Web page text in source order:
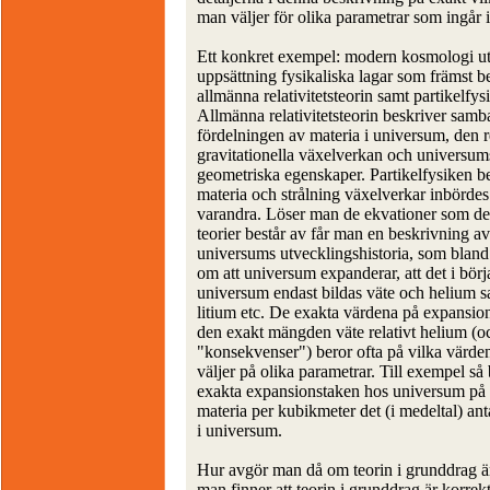
man väljer för olika parametrar som ingår
Ett konkret exempel: modern kosmologi
uppsättning fysikaliska lagar som främst
allmänna relativitetsteorin samt
Allmänna relativitetsteorin beskriver
fördelningen av materia i universum, den
gravitationella växelverkan och
geometriska egenskaper. Partikelfysiken
materia och strålning växelverkar
varandra. Löser man de ekvationer som
teorier består av får man en beskrivning av
universums utvecklingshistoria, som
om att universum expanderar, att det i
universum endast bildas väte och helium
litium etc. De exakta värdena på
den exakt mängden väte relativt helium
"konsekvenser") beror ofta på vilka
väljer på olika parametrar. Till exempel så
exakta expansionstaken hos universum
materia per kubikmeter det (i medeltal)
i universum.
Hur avgör man då om teorin i grunddrag